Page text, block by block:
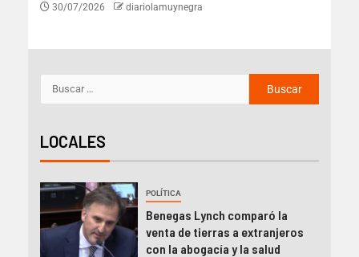
30/07/2026 diariolamuynegra
LOCALES
POLÍTICA
Benegas Lynch comparó la
venta de tierras a extranjeros
con la abogacía y la salud